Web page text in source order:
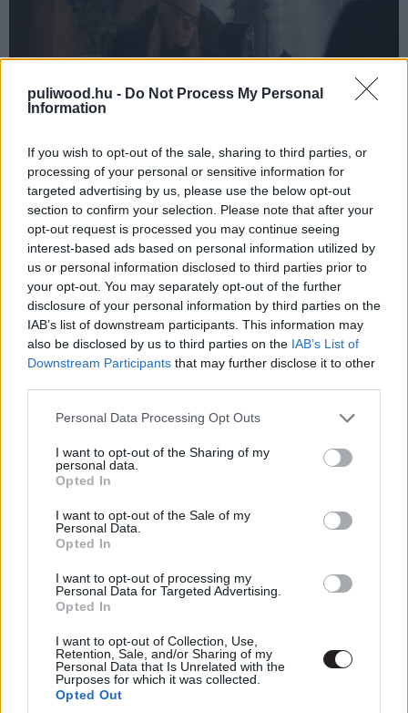
puliwood.hu - Do Not Process My Personal
Information
If you wish to opt-out of the sale, sharing to third parties, or
processing of your personal or sensitive information for
targeted advertising by us, please use the below opt-out
section to confirm your selection. Please note that after your
opt-out request is processed you may continue seeing
interest-based ads based on personal information utilized by
us or personal information disclosed to third parties prior to
your opt-out. You may separately opt-out of the further
disclosure of your personal information by third parties on the
IAB’s list of downstream participants. This information may
also be disclosed by us to third parties on the IAB’s List of
Downstream Participants that may further disclose it to other
Please note that this website/app uses one or more Google
not limited to your visit or usage behaviour. You may click to
grant or deny consent to Google and its third-party tags to
use your data for below specified purposes in below Google
consent section.
Personal Data Processing Opt Outs
I want to opt-out of the Sharing of my
personal data.
Opted In
I want to opt-out of the Sale of my
Personal Data.
Opted In
I want to opt-out of processing my
Personal Data for Targeted Advertising.
Opted In
I want to opt-out of Collection, Use,
Retention, Sale, and/or Sharing of my
Personal Data that Is Unrelated with the
Purposes for which it was collected.
Opted Out
Kétségtelen, hogy ez a történet (eddig a pontig)
Rhaenyra és Alicent (Olivia Cooke) politikai-stratégiai
gondolkodását mutatja be, melyet nagyban
befolyásolnak az eléjük kerülő akadályok, amiket
elsősorban azok a személyek okoznak, akikért
közvetlenül ők feleln(én)ek. A sorozat erőssége, hogy
minden főbb karakter, akiknek hatása van az
eseményekre, kiszámíthatatlan: itt nem csak a gyerekes
Aegonra, vagy a pszichopata Aemondra gondolok,
hanem az alapvetően józanul gondolkodó Rhaenyrára,
Alicentre és Otto Hightowerre is. Ezek a karakterek is
még ha az arányok nem is mindig kiegyenlítettek
(többnyire azért Rhaenryránál van az igazság).
Ezt láttad már?
Rengeteg hír, cikk és kritika vár ezen kívül is a
Puliwoodon. Iratkozz fel a hírlevelünkre, mert
akarsz lemaradni.